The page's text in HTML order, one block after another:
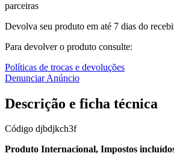
parceiras
Devolva seu produto em até 7 dias do
Para devolver o produto consulte:
Políticas de trocas e devoluções
Denunciar Anúncio
Descrição e ficha técnica
Código djbdjkch3f
Produto Internacional, Impostos